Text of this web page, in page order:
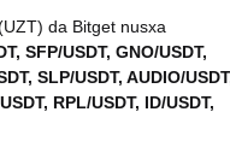
da Bitget nusxa
SFP/USDT, GNO/USDT,
SLP/USDT, AUDIO/
RPL/USDT, ID/USDT,